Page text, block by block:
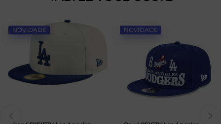
NOVIDADE NOVIDADE